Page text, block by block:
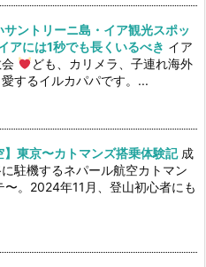
サントリーニ島・イア観光スポッ
アには1秒でも長くいるべき イア
ども、カリメラ、子連れ海外
するイルカパパです。...
】東京〜カトマンズ搭乗体験記 成
駐機するネパール航空カトマン
〜。2024年11月、登山初心者にも